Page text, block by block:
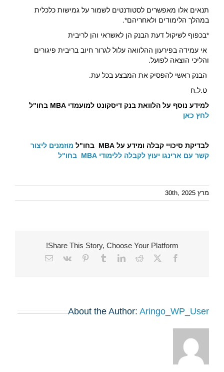
תנאים אלו מאפשרים לסטודנטים לשמור על גמישות כלכלית
במהלך הלימודים ולאחריהם*.
*בכפוף לשיקול דעת הבנק הן לאשראי והן לריבית
אי עמידה בפירעון ההלוואה עלול לגרור חיוב בריבית פיגורים
והליכי הוצאה לפועל.
הבנק ראשי להפסיק את המבצע בכל עת.
ט.ל.ח
למידע נוסף על הלוואת בנק דיסקונט למועמדי MBA בחו"ל
לחץ כאן
לבדיקת סיכויי קבלה ומידע על MBA בחו"ל מוזמנים ליצור
קשר עם ארינגו יעוץ לקבלה ללימודי MBA בחו"ל
מרץ 30th, 2025
Share This Story, Choose Your Platform!
Facebook
X
Reddit
LinkedIn
Tumblr
Pinterest
Vk
Email
About the Author: Aringo_WP_User